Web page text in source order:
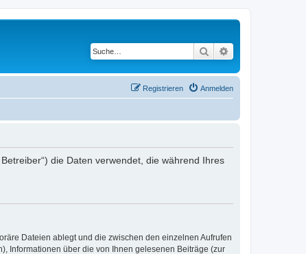
Suche
Anmelden
Registrieren
die Daten verwendet, die während Ihres
Dateien ablegt und die zwischen den einzelnen Aufrufen
Informationen über die von Ihnen gelesenen Beiträge (zur